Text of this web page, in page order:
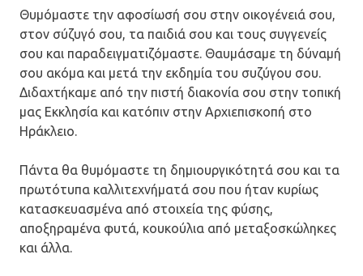
Θυμόμαστε την αφοσίωσή σου στην οικογένειά σου,
στον σύζυγό σου, τα παιδιά σου και τους συγγενείς
σου και παραδειγματιζόμαστε. Θαυμάσαμε τη δύναμή
σου ακόμα και μετά την εκδημία του συζύγου σου.
Διδαχτήκαμε από την πιστή διακονία σου στην τοπική
μας Εκκλησία και κατόπιν στην Αρχιεπισκοπή στο
Ηράκλειο.
Πάντα θα θυμόμαστε τη δημιουργικότητά σου και τα
πρωτότυπα καλλιτεχνήματά σου που ήταν κυρίως
κατασκευασμένα από στοιχεία της φύσης,
αποξηραμένα φυτά, κουκούλια από μεταξοσκώληκες
και άλλα.